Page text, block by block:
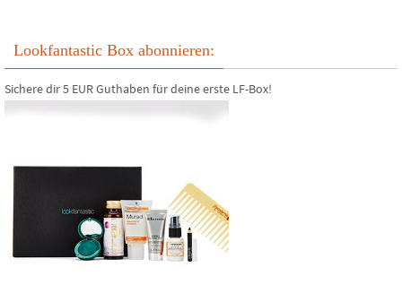
Lookfantastic Box abonnieren:
Sichere dir 5 EUR Guthaben für deine erste LF-Box!